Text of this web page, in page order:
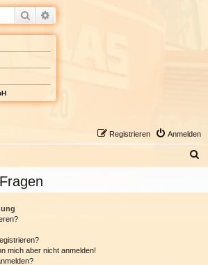
Suche
Anmelden
Registrieren
mich aber nicht anmelden!